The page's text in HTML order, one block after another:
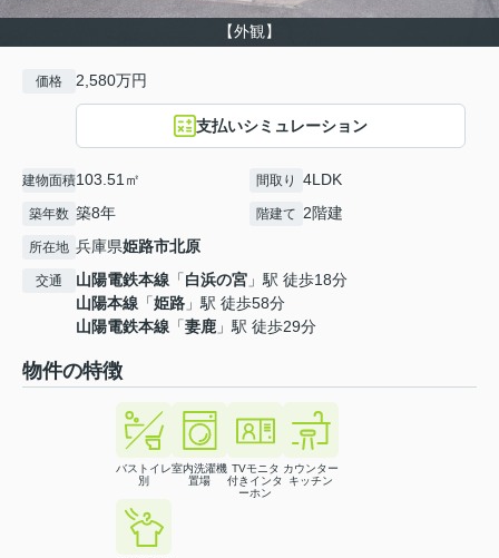
【外観】
価格 2,580万円
支払いシミュレーション
建物面積103.51㎡ 間取り 4LDK
築年数 築8年 階建て 2階建
所在地 兵庫県姫路市北原
交通 山陽電鉄本線 「白浜の宮 」駅 徒歩18分
山陽本線 「姫路 」駅 徒歩58分
山陽電鉄本線 「妻鹿」駅 徒歩29分
物件の特徴
バストイレ
別
室内洗濯機
置場
TVモニタ
付きインタ
ーホン
カウンター
キッチン